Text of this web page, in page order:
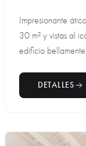
Impresionante
30 m² y vistas al
edificio bellamente
DETALLES